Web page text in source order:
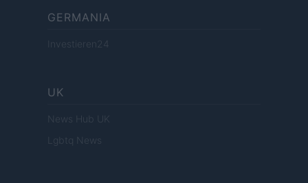
GERMANIA
Investieren24
UK
News Hub UK
Lgbtq News